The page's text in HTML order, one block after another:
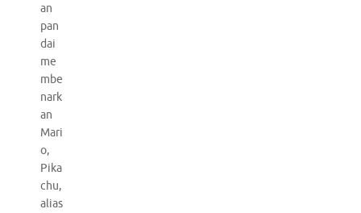
an
pan
dai
me
mbe
nark
an
Mari
o,
Pika
chu,
alias